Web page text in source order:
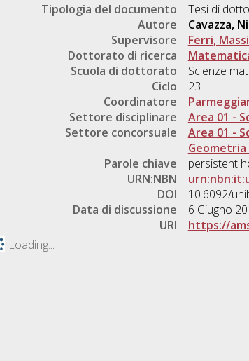
Tipologia del documento
Tesi di
Autore
Cavazza,
Supervisore
Ferri,
Dottorato di ricerca
Scuola di dottorato
Scienze
Ciclo
23
Coordinatore
Settore disciplinare
Area 01 -
Settore concorsuale
Area 01 -
Parole chiave
persistent
URN:NBN
DOI
10.6092/
Data di discussione
6 Giugno
URI
https://
Loading...